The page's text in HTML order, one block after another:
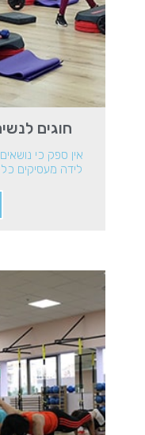
חוגים
אין ספק כי
לידה מעסיקים